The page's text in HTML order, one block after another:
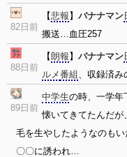
82日前
【悲報 】 バナナマン
搬送…血圧257
88日前
【朗報 】 バナナマン
ルメ番組 、収録済み
89日前
中学生の時、一学年
懐いてきてたんだが
毛を生やしたようなのもい
〇〇に誘われ…